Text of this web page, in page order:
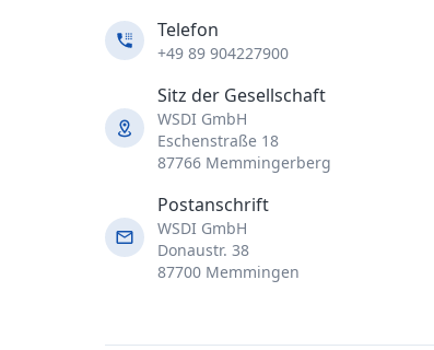
Telefon
+49 89 904227900
Sitz der Gesellschaft
WSDI GmbH
Eschenstraße 18
87766 Memmingerberg
Postanschrift
WSDI GmbH
Donaustr. 38
87700 Memmingen